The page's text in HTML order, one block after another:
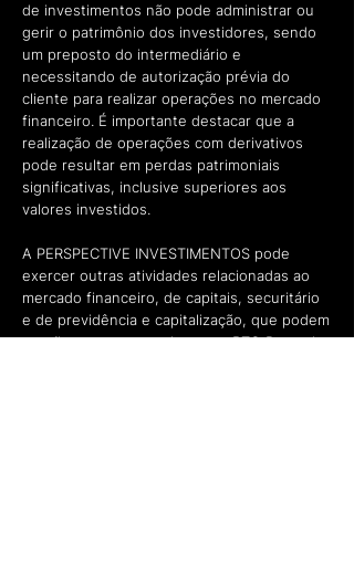
de investimentos não pode administrar ou
gerir o patrimônio dos investidores, sendo
um preposto do intermediário e
necessitando de autorização prévia do
cliente para realizar operações no mercado
financeiro. É importante destacar que a
realização de operações com derivativos
pode resultar em perdas patrimoniais
significativas, inclusive superiores aos
valores investidos.
A PERSPECTIVE INVESTIMENTOS pode
exercer outras atividades relacionadas ao
mercado financeiro, de capitais, securitário
e de previdência e capitalização, que podem
ou não ser em parceria com o BTG Pactual